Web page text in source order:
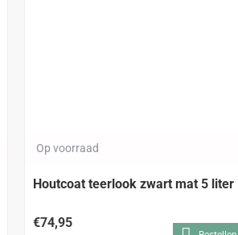
Op voorraad
Houtcoat teerlook zwart mat 5 liter
€74,95